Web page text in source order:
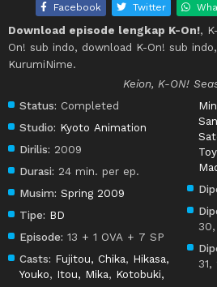
Facebook Twitter
Download episode lengkap K-On!,
On! sub indo, download K-On! sub
KurumiNime.
Keion, K-ON!
Status: Completed
Studio: Kyoto Animation
Dirilis: 2009
Durasi: 24 min. per ep.
Musim: Spring 2009
Tipe: BD
Episode: 13 + 1 OVA + 7 SP
Casts: Fujitou, Chika, Hikasa,
Youko, Itou, Mika, Kotobuki,
31,